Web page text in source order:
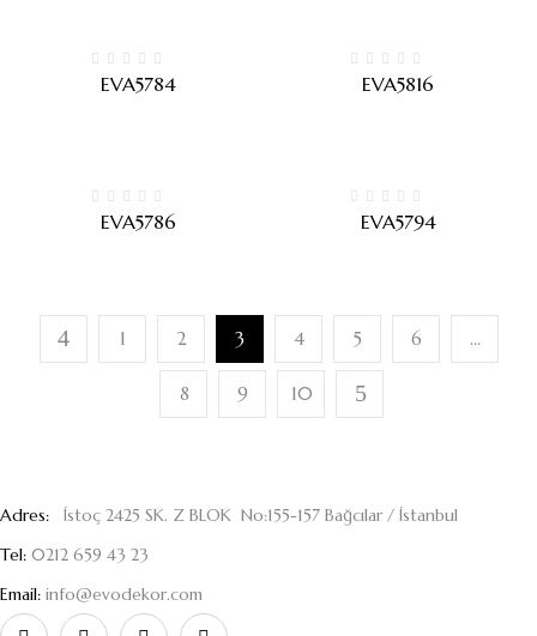
EVA5784 EVA5816
EVA5786 EVA5794
1 2 3 4 5 6 …
8 9 10
Adres:
İstoç 2425 SK. Z BLOK No:155-157 Bağcılar / İstanbul
Tel: 0212 659 43 23
Email: info@evodekor.com